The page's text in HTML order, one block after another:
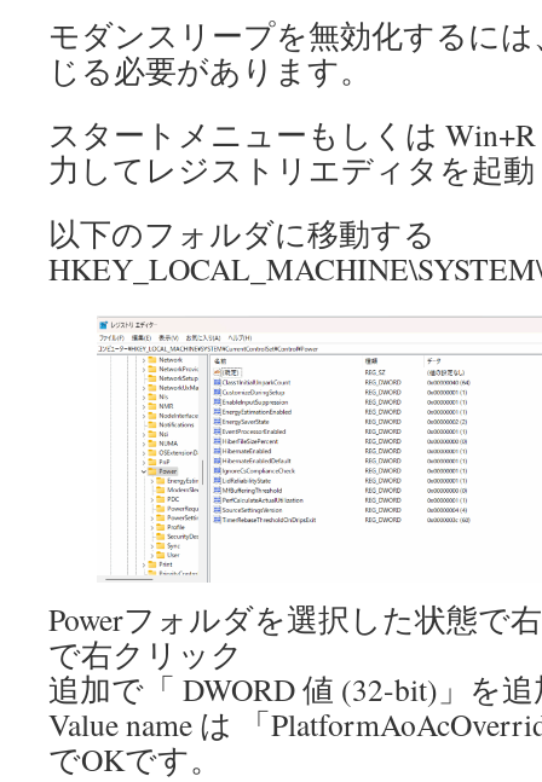
モダンスリープを無効化するに
じる必要があります。
スタートメニューもしくは Win+R
力してレジストリエディタを起動
以下のフォルダに移動する
Powerフォルダを選択した状態で
で右クリック
追加で「 DWORD 値 (32-bit)」を
Value name は 「
でOKです。